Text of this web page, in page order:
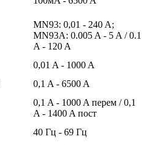
MN93: 0,01 - 240 A;
MN93A: 0.005 A - 5 A / 0.1
A - 120 A
0,01 A - 1000 A
0,1 A - 6500 A
0,1 A - 1000 A перем / 0,1
A - 1400 A пост
40 Гц - 69 Гц